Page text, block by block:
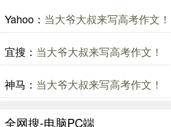
Yahoo： 当大爷大叔来写高考作文！
宜搜： 当大爷大叔来写高考作文！
神马： 当大爷大叔来写高考作文！
全网搜-电脑PC端